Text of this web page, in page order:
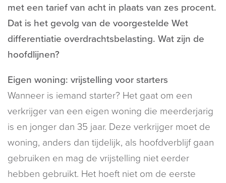
met een tarief van acht in plaats van zes procent.
Dat is het gevolg van de voorgestelde Wet
differentiatie overdrachtsbelasting. Wat zijn de
hoofdlijnen?
Eigen woning: vrijstelling voor starters
Wanneer is iemand starter? Het gaat om een
verkrijger van een eigen woning die meerderjarig
is en jonger dan 35 jaar. Deze verkrijger moet de
woning, anders dan tijdelijk, als hoofdverblijf gaan
gebruiken en mag de vrijstelling niet eerder
hebben gebruikt. Het hoeft niet om de eerste